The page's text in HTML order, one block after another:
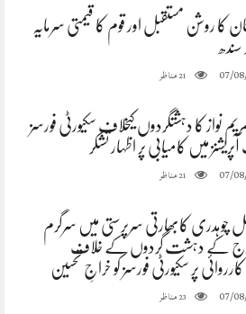
کا روشن مستقبل اور قوم کا قیمتی سرمایہ
سندھ
07/
21مناظر
نواز کا دہشتگردوں کیخلاف سکیورٹی فورسز
میں کامیابی پر اظہار تشکر
07/
21مناظر
چوہدری کابھارتی سرپرستی میں سرگرم
کے دہشت گردوں کے خلاف
پر سکیورٹی فورسز کو خراجِ تحسین
07/
23مناظر